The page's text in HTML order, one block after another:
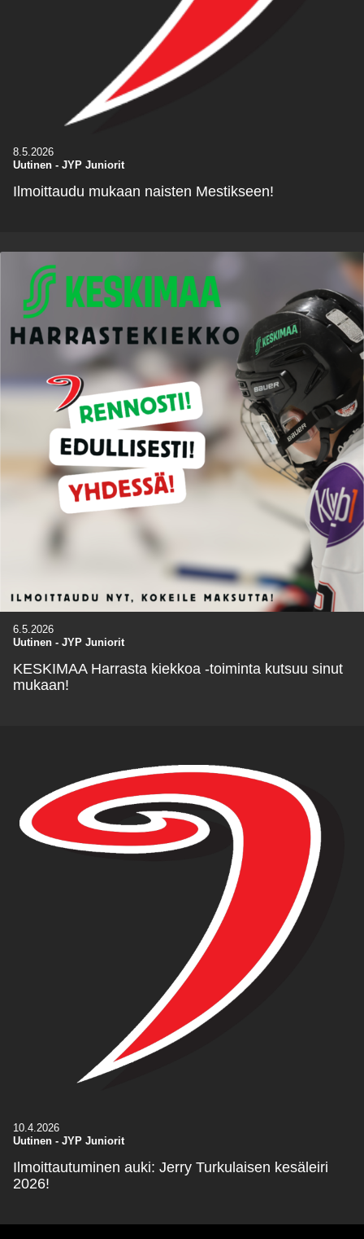
8.5.2026
Uutinen - JYP Juniorit
Ilmoittaudu mukaan naisten Mestikseen!
6.5.2026
Uutinen - JYP Juniorit
KESKIMAA Harrasta kiekkoa -toiminta kutsuu sinut
mukaan!
10.4.2026
Uutinen - JYP Juniorit
Ilmoittautuminen auki: Jerry Turkulaisen kesäleiri
2026!